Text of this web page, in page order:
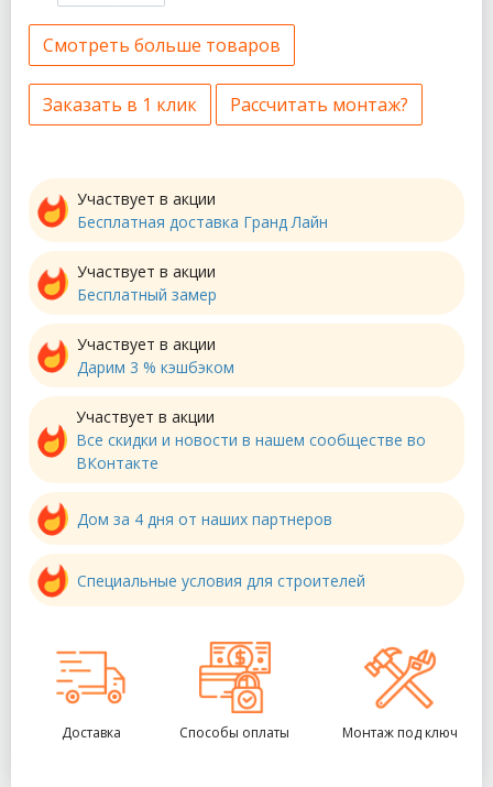
Смотреть больше товаров
Заказать в 1 клик Рассчитать монтаж?
Участвует в акции
Бесплатная доставка Гранд Лайн
Участвует в акции
Бесплатный замер
Участвует в акции
Дарим 3 % кэшбэком
Участвует в акции
Все скидки и новости в нашем сообществе во
ВКонтакте
Дом за 4 дня от наших партнеров
Специальные условия для строителей
Доставка Способы оплаты Монтаж под ключ